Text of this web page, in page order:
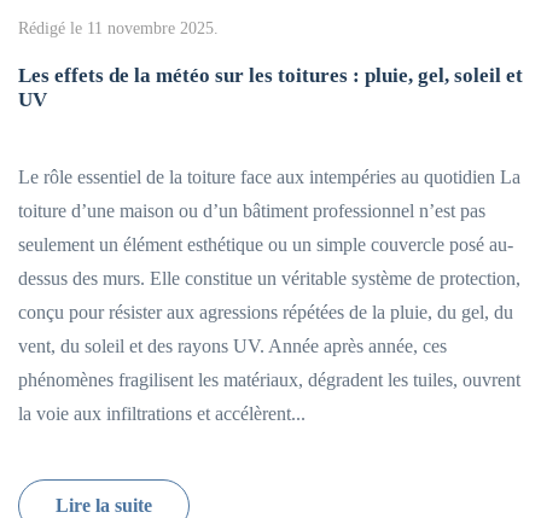
Rédigé le 11 novembre 2025.
Les effets de la météo sur les toitures : pluie, gel, soleil et
UV
Le rôle essentiel de la toiture face aux intempéries au quotidien La
toiture d’une maison ou d’un bâtiment professionnel n’est pas
seulement un élément esthétique ou un simple couvercle posé au-
dessus des murs. Elle constitue un véritable système de protection,
conçu pour résister aux agressions répétées de la pluie, du gel, du
vent, du soleil et des rayons UV. Année après année, ces
phénomènes fragilisent les matériaux, dégradent les tuiles, ouvrent
la voie aux infiltrations et accélèrent...
Lire la suite